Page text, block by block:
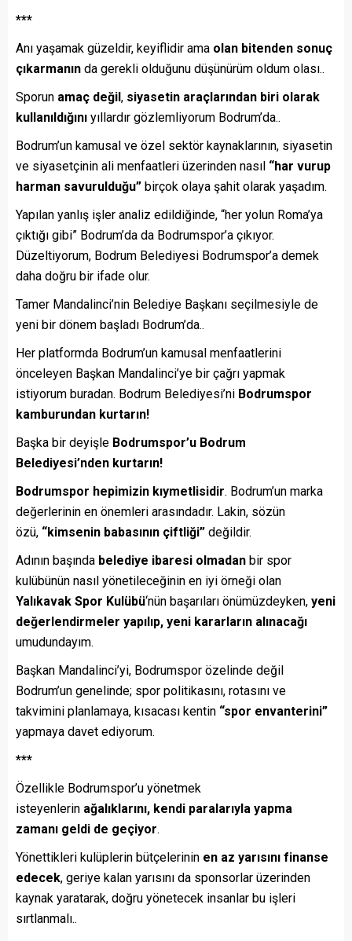
***
Anı yaşamak güzeldir, keyiflidir ama olan bitenden sonuç
çıkarmanın da gerekli olduğunu düşünürüm oldum olası..
Sporun amaç değil, siyasetin araçlarından biri olarak
kullanıldığını yıllardır gözlemliyorum Bodrum’da..
Bodrum’un kamusal ve özel sektör kaynaklarının, siyasetin
ve siyasetçinin ali menfaatleri üzerinden nasıl “har vurup
harman savurulduğu” birçok olaya şahit olarak yaşadım.
Yapılan yanlış işler analiz edildiğinde, “her yolun Roma’ya
çıktığı gibi” Bodrum’da da Bodrumspor’a çıkıyor.
Düzeltiyorum, Bodrum Belediyesi Bodrumspor’a demek
daha doğru bir ifade olur.
Tamer Mandalinci’nin Belediye Başkanı seçilmesiyle de
yeni bir dönem başladı Bodrum’da..
Her platformda Bodrum’un kamusal menfaatlerini
önceleyen Başkan Mandalinci’ye bir çağrı yapmak
istiyorum buradan. Bodrum Belediyesi’ni Bodrumspor
kamburundan kurtarın!
Başka bir deyişle Bodrumspor’u Bodrum
Belediyesi’nden kurtarın!
Bodrumspor hepimizin kıymetlisidir. Bodrum’un marka
değerlerinin en önemleri arasındadır. Lakin, sözün
özü, “kimsenin babasının çiftliği” değildir.
Adının başında belediye ibaresi olmadan bir spor
kulübünün nasıl yönetileceğinin en iyi örneği olan
Yalıkavak Spor Kulübü‘nün başarıları önümüzdeyken, yeni
değerlendirmeler yapılıp, yeni kararların alınacağı
umudundayım.
Başkan Mandalinci’yi, Bodrumspor özelinde değil
Bodrum’un genelinde; spor politikasını, rotasını ve
takvimini planlamaya, kısacası kentin “spor envanterini”
yapmaya davet ediyorum.
***
Özellikle Bodrumspor’u yönetmek
isteyenlerin ağalıklarını, kendi paralarıyla yapma
zamanı geldi de geçiyor.
Yönettikleri kulüplerin bütçelerinin en az yarısını finanse
edecek, geriye kalan yarısını da sponsorlar üzerinden
kaynak yaratarak, doğru yönetecek insanlar bu işleri
sırtlanmalı..